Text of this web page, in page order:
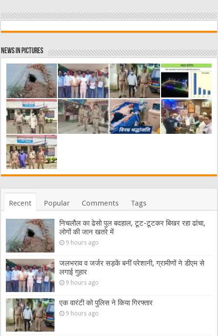
News in Pictures
Recent Popular Comments Tags
निचलौल का ढेसो पुल बदहाल, टूट-टूटकर बिखर रहा ढांचा,
लोगों की जान खतरे में
9 hours ago
जलभराव व जर्जर सड़कें बनीं परेशानी, ग्रामीणों ने डीएम से
लगाई गुहार
9 hours ago
एक वारंटी को पुलिस ने किया गिरफ्तार
9 hours ago